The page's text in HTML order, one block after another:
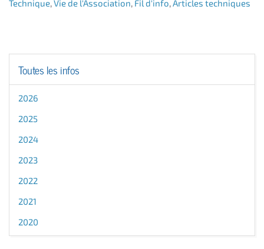
Technique Vie de l'Association Fil d'info Articles techniques
Toutes les infos
2026
2025
2024
2023
2022
2021
2020